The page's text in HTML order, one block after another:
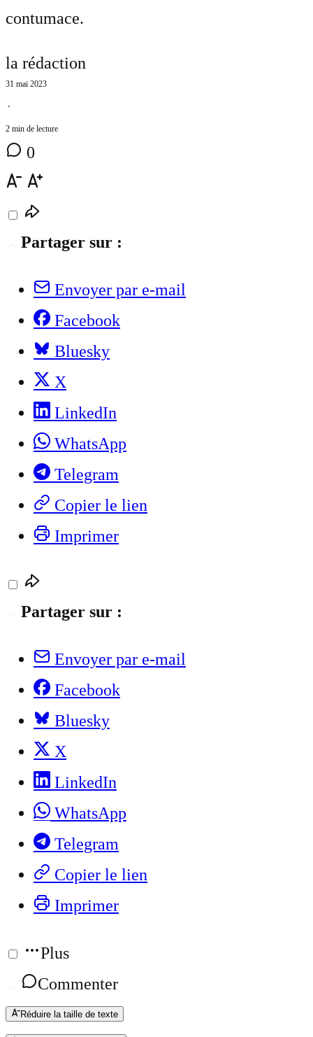
contumace.
la rédaction
31 mai 2023
⋅
2 min de lecture
0
Partager sur :
Envoyer par e-mail
Facebook
Bluesky
X
LinkedIn
WhatsApp
Telegram
Copier le lien
Imprimer
Partager sur :
Envoyer par e-mail
Facebook
Bluesky
X
LinkedIn
WhatsApp
Telegram
Copier le lien
Imprimer
Plus
Commenter
Réduire la taille de texte